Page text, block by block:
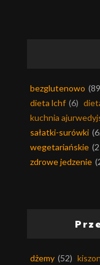
bezglutenowo
dieta lchf (6)
kuchnia
sałatki-surówki
wegetariańskie
zdrowe jedzenie
dżemy (52)